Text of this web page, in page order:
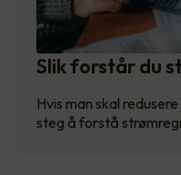
Slik forstår du
Hvis man skal
steg å forstå